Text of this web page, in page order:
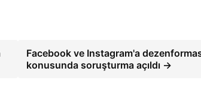
Facebook ve Instagram'a
konusunda soruşturma açıldı →